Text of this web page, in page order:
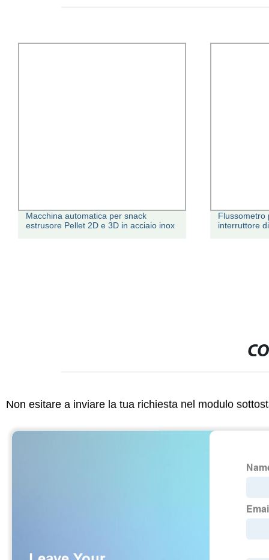
Macchina automatica per snack
estrusore Pellet 2D e 3D in acciaio inox
Flussometro
interruttore
Non esitare a inviare la tua richiesta nel modulo